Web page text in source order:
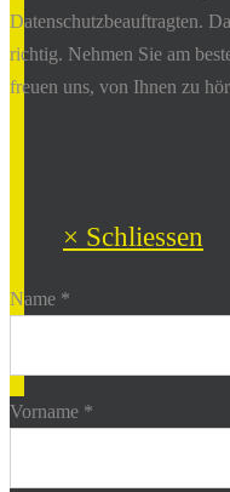
Datenschutzbeauftragten.
richtig. Nehmen Sie am
freuen uns, von Ihnen zu
× Schliessen
Name *
Vorname *